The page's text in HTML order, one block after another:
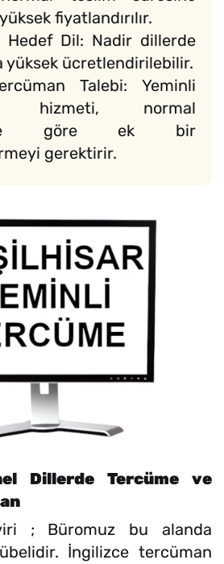
fiyatlandırılır.
Hedef Dil: Nadir dillerde
yüksek ücretlendirilebilir.
Talebi: Yeminli
hizmeti, normal
göre ek bir
gerektirir.
Dillerde Tercüme ve
; Büromuz bu alanda
İngilizce tercüman